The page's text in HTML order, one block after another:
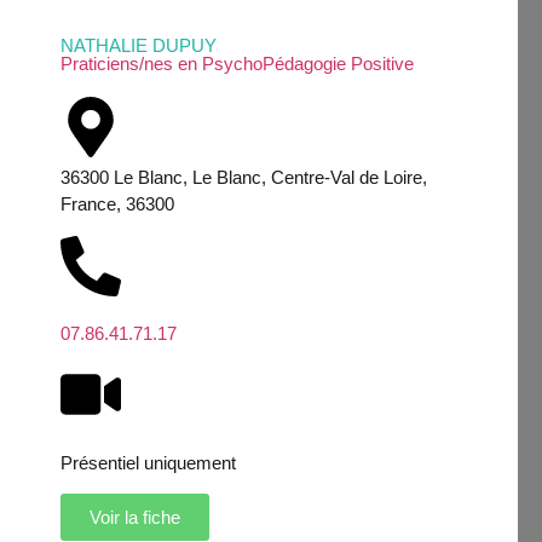
NATHALIE DUPUY
Praticiens/nes en PsychoPédagogie Positive
36300 Le Blanc, Le Blanc, Centre-Val de Loire,
France, 36300
07.86.41.71.17
Présentiel uniquement
Voir la fiche